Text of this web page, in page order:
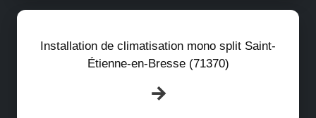
Installation de climatisation mono split Saint-
Étienne-en-Bresse (71370)